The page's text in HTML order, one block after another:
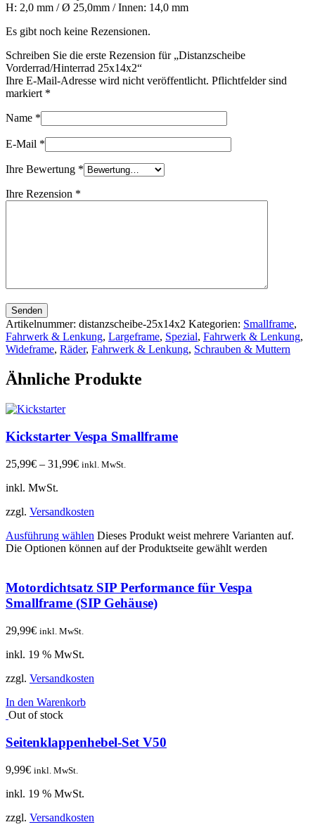
H: 2,0 mm / Ø 25,0mm / Innen: 14,0 mm
Es gibt noch keine Rezensionen.
Schreiben Sie die erste Rezension für „Distanzscheibe
Vorderrad/Hinterrad 25x14x2“
Ihre E-Mail-Adresse wird nicht veröffentlicht. Pflichtfelder sind
markiert *
Name *
E-Mail *
Ihre Bewertung *
Ihre Rezension *
Senden
Artikelnummer: distanzscheibe-25x14x2 Kategorien: Smallframe,
Fahrwerk & Lenkung, Largeframe, Spezial, Fahrwerk & Lenkung,
Wideframe, Räder, Fahrwerk & Lenkung, Schrauben & Muttern
Ähnliche Produkte
Kickstarter Vespa Smallframe
25,99€ – 31,99€ inkl. MwSt.
inkl. MwSt.
zzgl. Versandkosten
Ausführung wählen Dieses Produkt weist mehrere Varianten auf.
Die Optionen können auf der Produktseite gewählt werden
Motordichtsatz SIP Performance für Vespa
Smallframe (SIP Gehäuse)
29,99€ inkl. MwSt.
inkl. 19 % MwSt.
zzgl. Versandkosten
In den Warenkorb
Out of stock
Seitenklappenhebel-Set V50
9,99€ inkl. MwSt.
inkl. 19 % MwSt.
zzgl. Versandkosten